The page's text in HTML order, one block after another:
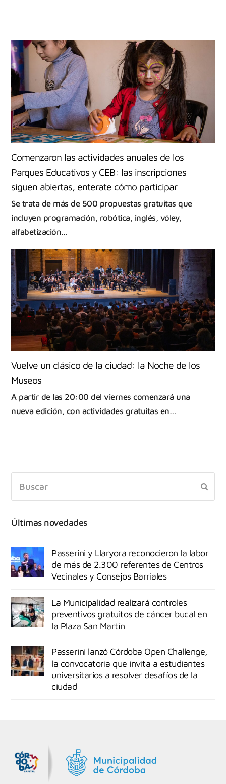
Comenzaron las actividades anuales de los
Parques Educativos y CEB: las inscripciones
siguen abiertas, enterate cómo participar
Se trata de más de 500 propuestas gratuitas que
incluyen programación, robótica, inglés, vóley,
alfabetización…
Vuelve un clásico de la ciudad: la Noche de los
Museos
A partir de las 20:00 del viernes comenzará una
nueva edición, con actividades gratuitas en…
Últimas novedades
Passerini y Llaryora reconocieron la labor
de más de 2.300 referentes de Centros
Vecinales y Consejos Barriales
La Municipalidad realizará controles
preventivos gratuitos de cáncer bucal en
la Plaza San Martín
Passerini lanzó Córdoba Open Challenge,
la convocatoria que invita a estudiantes
universitarios a resolver desafíos de la
ciudad